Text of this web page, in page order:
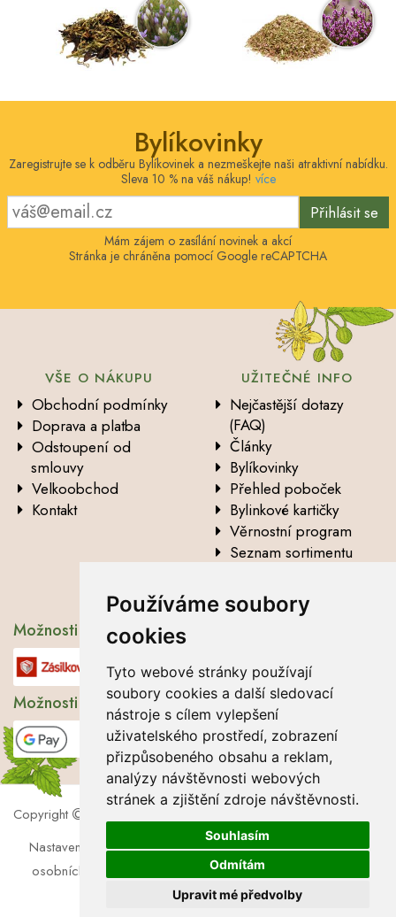
Používáme soubory
cookies
Tyto webové stránky používají
soubory cookies a další sledovací
nástroje s cílem vylepšení
uživatelského prostředí, zobrazení
přizpůsobeného obsahu a reklam,
analýzy návštěvnosti webových
stránek a zjištění zdroje návštěvnosti.
Souhlasím
Odmítám
Upravit mé předvolby
Bylíkovinky
Zaregistrujte se k odběru Bylíkovinek a nezmeškejte naši atraktivní nabídku.
Sleva 10 % na váš nákup! více
Přihlásit se
Mám zájem o zasílání novinek a akcí
Stránka je chráněna pomocí Google reCAPTCHA
VŠE O NÁKUPU
Obchodní podmínky
Doprava a platba
Odstoupení od
smlouvy
Velkoobchod
Kontakt
UŽITEČNÉ INFO
Nejčastější dotazy
(FAQ)
Články
Bylíkovinky
Přehled poboček
Bylinkové kartičky
Věrnostní program
Seznam sortimentu
údajů
Možnosti dopravy
Možnosti platby
Copyright
2026 Lbros s.r.o.
Nastavení cookies|Soubory cookies|Zásady zpracování
osobních údajů
Souhlas se zpracováním osobních údajů